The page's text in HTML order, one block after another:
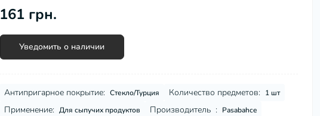
Термосы
161 грн.
Уведомить о наличии
Антипригарное покрытие: Стекло/Турция Количество предметов: 1 шт
Применение: Для сыпучих продуктов Производитель : Pasabahce